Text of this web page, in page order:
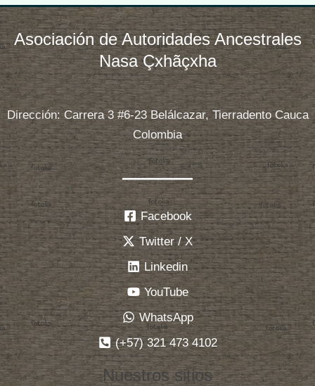
Asociación de Autoridades Ancestrales
Nasa Çxhãçxha
Dirección: Carrera 3 #6-23 Belálcazar, Tierradento Cauca
Colombia
Facebook
Twitter / X
Linkedin
YouTube
WhatsApp
(+57) 321 473 4102
Nuestros sitios